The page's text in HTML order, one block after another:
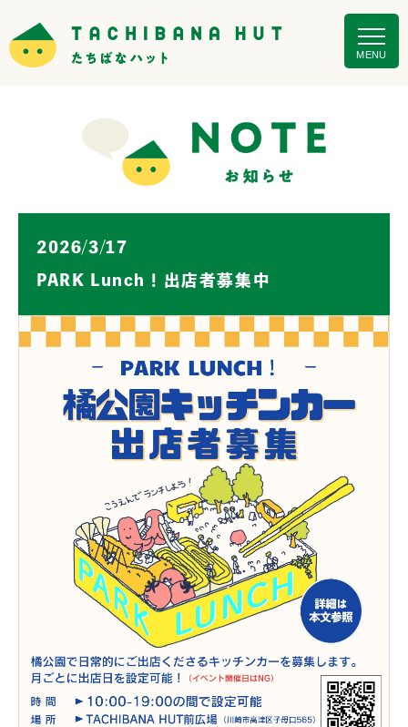
MENU
2026/3/17
PARK Lunch！出店者募集中